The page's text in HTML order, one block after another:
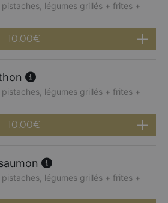
légumes grillés + frites +
10.00€
légumes grillés + frites +
10.00€
légumes grillés + frites +